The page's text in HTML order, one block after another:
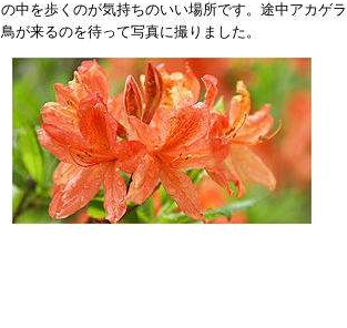
の中を歩くのが気持ちのいい場所です。途中アカゲ
鳥が来るのを待って写真に撮りました。